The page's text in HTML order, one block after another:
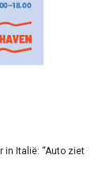
in Italië: “Auto ziet